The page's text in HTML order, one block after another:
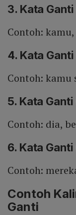
3. Kata
Contoh:
4. Kata
Contoh: kamu
5. Kata
Contoh: dia,
6. Kata
Contoh:
Contoh
Ganti